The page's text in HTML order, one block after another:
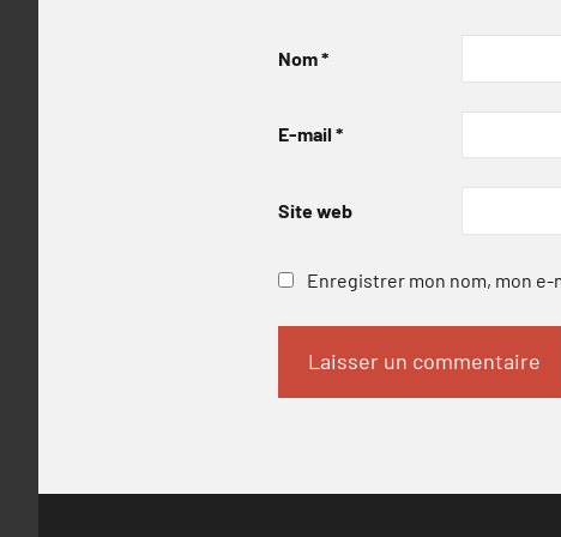
Nom*
E-mail *
Site web
Enregistrer mon nom, mon